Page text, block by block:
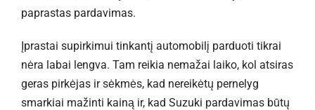
paprastas pardavimas.
Įprastai supirkimui tinkantį automobilį parduoti tikrai
nėra labai lengva. Tam reikia nemažai laiko, kol atsiras
geras pirkėjas ir sėkmės, kad nereikėtų pernelyg
smarkiai mažinti kainą ir, kad Suzuki pardavimas būtų